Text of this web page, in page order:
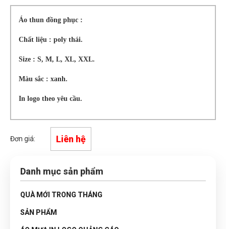
Áo thun đồng phục :
Chất liệu : poly thái.
Size : S, M, L, XL, XXL.
Màu sắc : xanh.
In logo theo yêu cầu.
Đơn giá: Liên hệ
Danh mục sản phẩm
QUÀ MỚI TRONG THÁNG
SẢN PHẨM